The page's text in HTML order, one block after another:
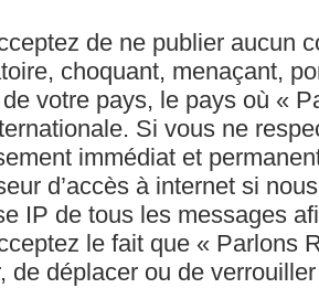
de ne publier aucun
choquant, menaçant,
votre pays, le pays où «
Si vous ne
immédiat et
d’accès à internet si
IP de tous les messages
le fait que « Parlons
de déplacer ou de